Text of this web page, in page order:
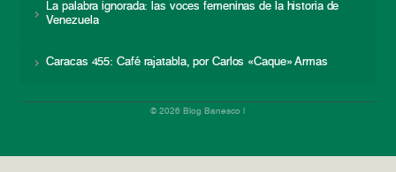
La palabra ignorada: las voces femeninas de la historia de
Venezuela
Caracas 455: Café rajatabla, por Carlos «Caque» Armas
© 2026 Blog Banesco |